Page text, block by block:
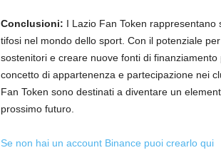
Conclusioni: I Lazio Fan Token rappresentano
tifosi nel mondo dello sport. Con il potenziale
sostenitori e creare nuove fonti di
concetto di appartenenza e partecipazione nei
Fan Token sono destinati a diventare un
prossimo futuro.
Se non hai un account Binance puoi crearlo qui